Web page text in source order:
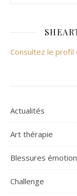
Consultez le profil
Actualités
Art thérapie
Blessures
Challenge